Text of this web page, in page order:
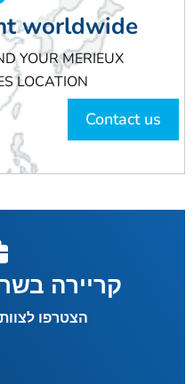
Contact us
worldwide
YOUR MERIEUX
LOCATION
קריירה
הצטרפו